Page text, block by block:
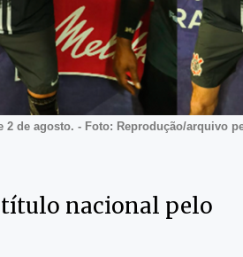
de agosto. - Foto: Reprodução/arquivo
nacional pelo